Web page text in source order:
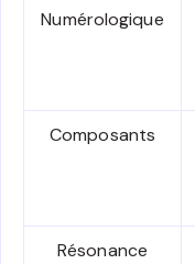
Numérologique
Composants
Résonance